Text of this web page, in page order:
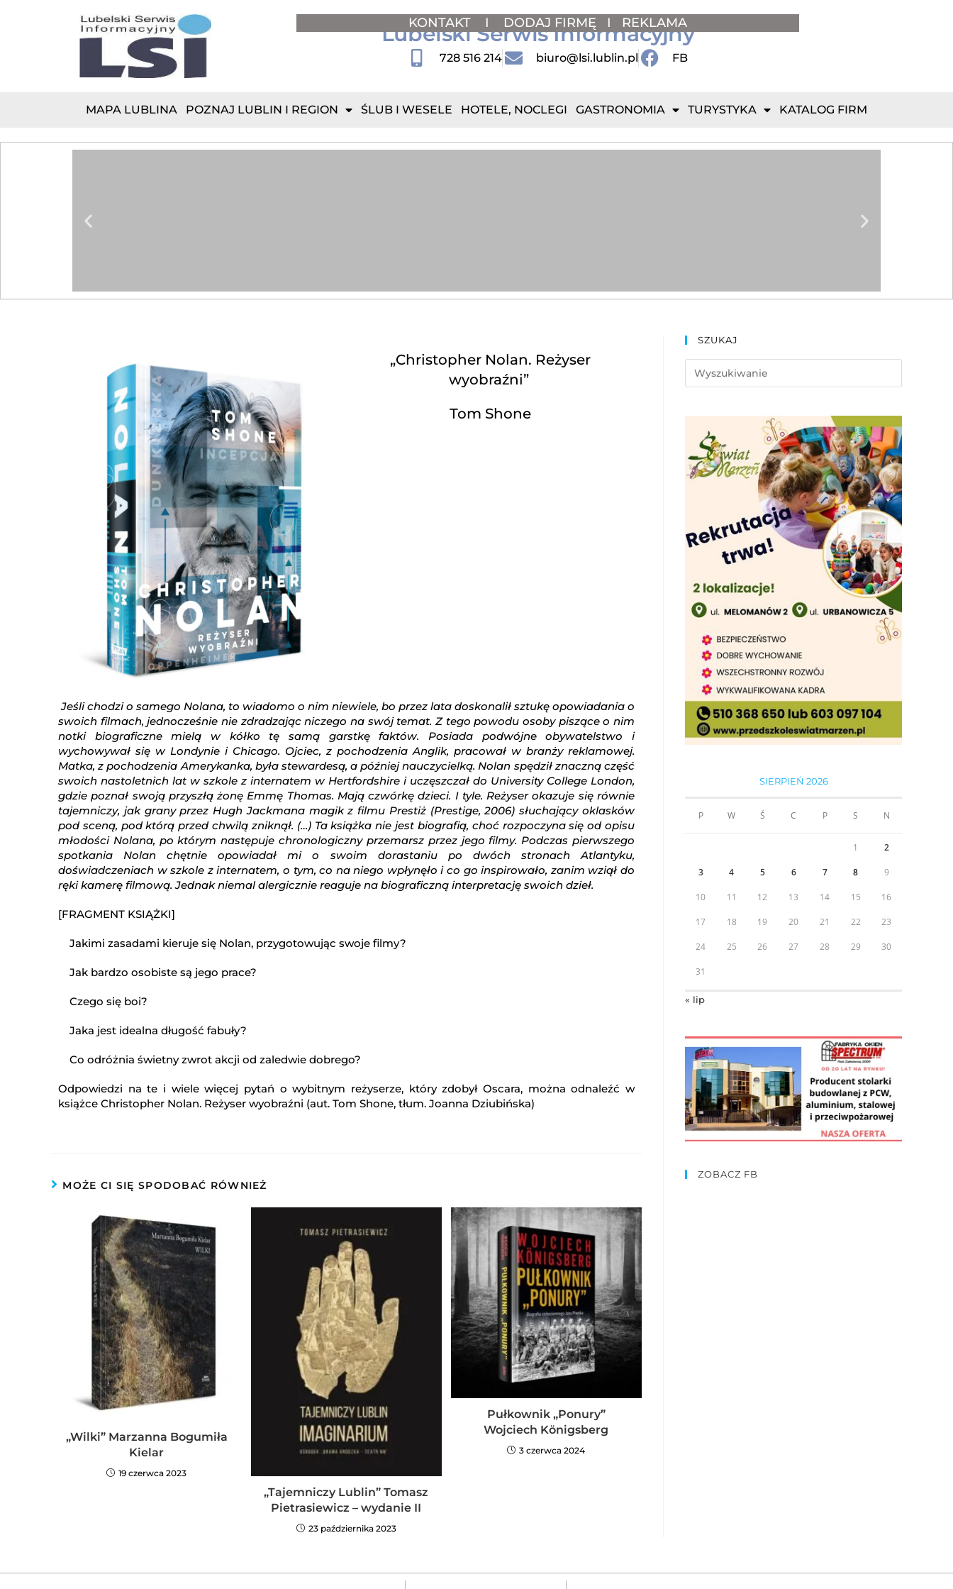
KONTAKT I DODAJ FIRMĘ I REKLAMA
Lubelski Serwis Informacyjny
728 516 214 biuro@lsi.lublin.pl FB
MAPA LUBLINA POZNAJ LUBLIN I REGION ŚLUB I WESELE HOTELE, NOCLEGI GASTRONOMIA TURYSTYKA KATALOG FIRM
„Christopher Nolan. Reżyser
wyobraźni”
Tom Shone
Jeśli chodzi o samego Nolana, to wiadomo o nim niewiele, bo przez lata doskonalił sztukę opowiadania o
swoich filmach, jednocześnie nie zdradzając niczego na swój temat. Z tego powodu osoby piszące o nim
notki biograficzne mielą w kółko tę samą garstkę faktów. Posiada podwójne obywatelstwo i
wychowywał się w Londynie i Chicago. Ojciec, z pochodzenia Anglik, pracował w branży reklamowej.
Matka, z pochodzenia Amerykanka, była stewardesą, a później nauczycielką. Nolan spędził znaczną część
swoich nastoletnich lat w szkole z internatem w Hertfordshire i uczęszczał do University College London,
gdzie poznał swoją przyszłą żonę Emmę Thomas. Mają czwórkę dzieci. I tyle. Reżyser okazuje się równie
tajemniczy, jak grany przez Hugh Jackmana magik z filmu Prestiż (Prestige, 2006) słuchający oklasków
pod sceną, pod którą przed chwilą zniknął. (…) Ta książka nie jest biografią, choć rozpoczyna się od opisu
młodości Nolana, po którym następuje chronologiczny przemarsz przez jego filmy. Podczas pierwszego
spotkania Nolan chętnie opowiadał mi o swoim dorastaniu po dwóch stronach Atlantyku,
doświadczeniach w szkole z internatem, o tym, co na niego wpłynęło i co go inspirowało, zanim wziął do
ręki kamerę filmową. Jednak niemal alergicznie reaguje na biograficzną interpretację swoich dzieł.
[FRAGMENT KSIĄŻKI]
Jakimi zasadami kieruje się Nolan, przygotowując swoje filmy?
Jak bardzo osobiste są jego prace?
Czego się boi?
Jaka jest idealna długość fabuły?
Co odróżnia świetny zwrot akcji od zaledwie dobrego?
Odpowiedzi na te i wiele więcej pytań o wybitnym reżyserze, który zdobył Oscara, można odnaleźć w
książce Christopher Nolan. Reżyser wyobraźni (aut. Tom Shone, tłum. Joanna Dziubińska)
MOŻE CI SIĘ SPODOBAĆ RÓWNIEŻ
„Wilki” Marzanna Bogumiła
Kielar
19 czerwca 2023
„Tajemniczy Lublin” Tomasz
Pietrasiewicz – wydanie II
23 października 2023
Pułkownik „Ponury”
Wojciech Königsberg
3 czerwca 2024
SZUKAJ
SIERPIEŃ 2026
P W Ś C P S N
1 2
3 4 5 6 7 8 9
10 11 12 13 14 15 16
17 18 19 20 21 22 23
24 25 26 27 28 29 30
31
« lip
ZOBACZ FB